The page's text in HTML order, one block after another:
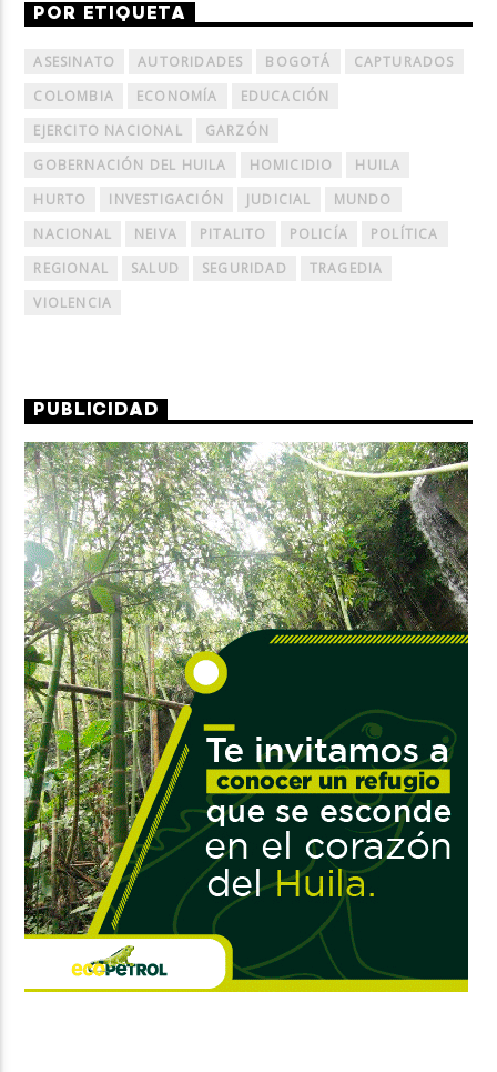
POR ETIQUETA
ASESINATO AUTORIDADES BOGOTÁ
CAPTURADOS
COLOMBIA
ECONOMÍA
EDUCACIÓN
EJERCITO NACIONAL
GARZÓN
GOBERNACIÓN DEL HUILA
HOMICIDIO
HUILA
HURTO
INVESTIGACIÓN JUDICIAL
MUNDO
NACIONAL
NEIVA PITALITO POLICÍA
POLÍTICA
REGIONAL
SALUD SEGURIDAD
TRAGEDIA
VIOLENCIA
PUBLICIDAD